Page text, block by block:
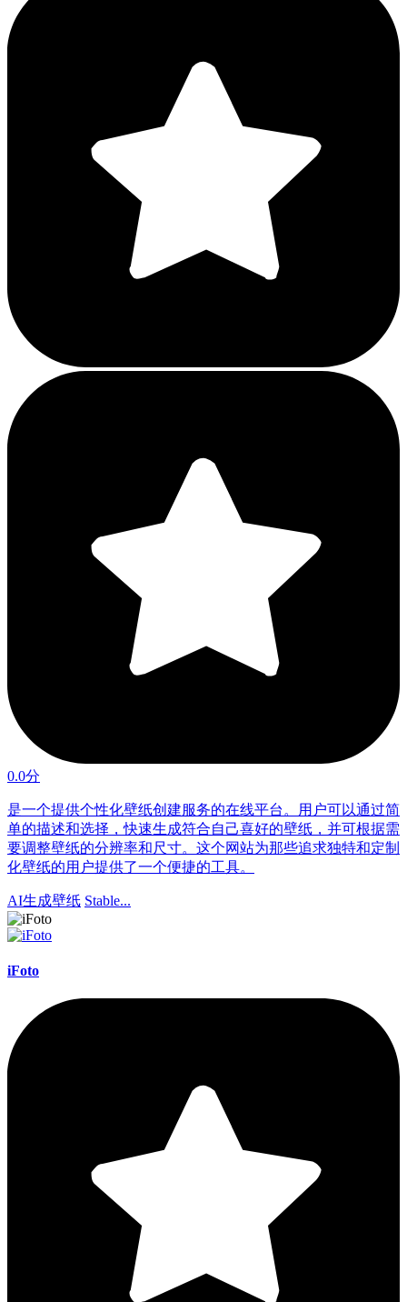
0.0分
是一个提供个性化壁纸创建服务的在线平台。用户可以通过简
单的描述和选择，快速生成符合自己喜好的壁纸，并可根据需
要调整壁纸的分辨率和尺寸。这个网站为那些追求独特和定制
化壁纸的用户提供了一个便捷的工具。
AI生成壁纸 Stable...
iFoto